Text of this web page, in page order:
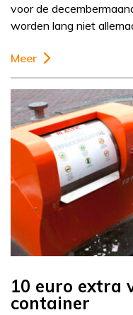
voor de
worden lang niet
Meer
10 euro extra
container